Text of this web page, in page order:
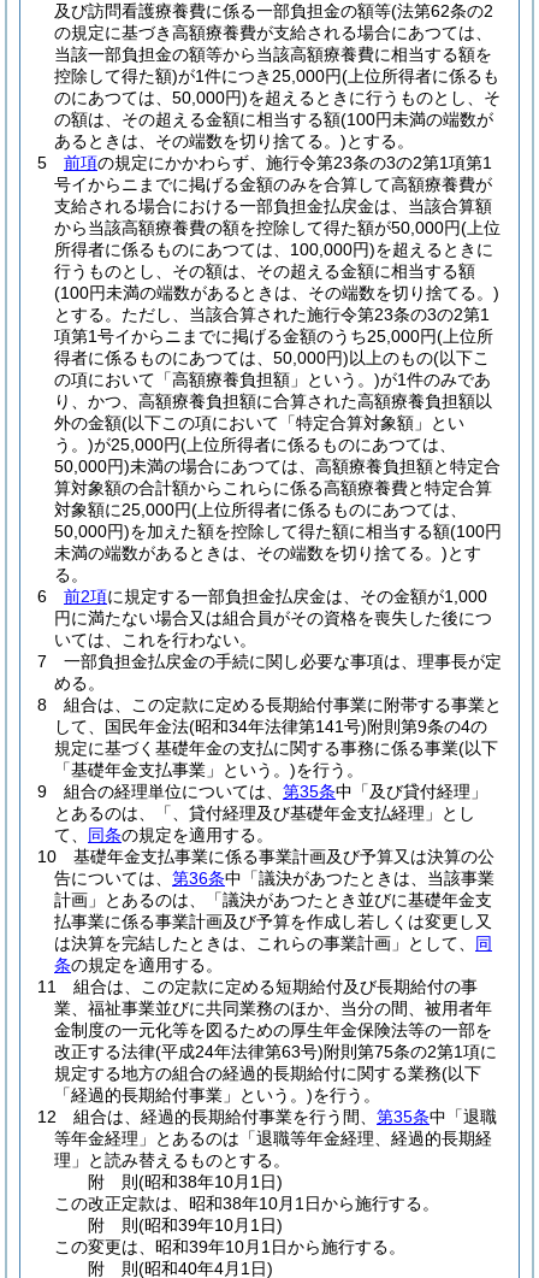
及び訪問看護療養費に係る一部負担金の額等(法第62条の2
の規定に基づき高額療養費が支給される場合にあつては、
当該一部負担金の額等から当該高額療養費に相当する額を
控除して得た額)が1件につき25,000円(上位所得者に係るも
のにあつては、50,000円)を超えるときに行うものとし、そ
の額は、その超える金額に相当する額(100円未満の端数が
あるときは、その端数を切り捨てる。)とする。
5
前項の規定にかかわらず、施行令第23条の3の2第1項第1
号イからニまでに掲げる金額のみを合算して高額療養費が
支給される場合における一部負担金払戻金は、当該合算額
から当該高額療養費の額を控除して得た額が50,000円(上位
所得者に係るものにあつては、100,000円)を超えるときに
行うものとし、その額は、その超える金額に相当する額
(100円未満の端数があるときは、その端数を切り捨てる。)
とする。 ただし、当該合算された施行令第23条の3の2第1
項第1号イからニまでに掲げる金額のうち25,000円(上位所
得者に係るものにあつては、50,000円)以上のもの(以下こ
の項において「高額療養負担額」という。)が1件のみであ
り、かつ、高額療養負担額に合算された高額療養負担額以
外の金額(以下この項において「特定合算対象額」とい
う。)が25,000円(上位所得者に係るものにあつては、
50,000円)未満の場合にあつては、高額療養負担額と特定合
算対象額の合計額からこれらに係る高額療養費と特定合算
対象額に25,000円(上位所得者に係るものにあつては、
50,000円)を加えた額を控除して得た額に相当する額(100円
未満の端数があるときは、その端数を切り捨てる。)とす
る。
6
前2項に規定する一部負担金払戻金は、その金額が1,000
円に満たない場合又は組合員がその資格を喪失した後につ
いては、これを行わない。
7
一部負担金払戻金の手続に関し必要な事項は、理事長が定
める。
8
組合は、この定款に定める長期給付事業に附帯する事業と
して、国民年金法(昭和34年法律第141号)附則第9条の4の
規定に基づく基礎年金の支払に関する事務に係る事業(以下
「基礎年金支払事業」という。)を行う。
9
組合の経理単位については、 第35条中「及び貸付経理」
とあるのは、「、貸付経理及び基礎年金支払経理」とし
て、 同条の規定を適用する。
10
基礎年金支払事業に係る事業計画及び予算又は決算の公
告については、 第36条中「議決があつたときは、当該事業
計画」とあるのは、「議決があつたとき並びに基礎年金支
払事業に係る事業計画及び予算を作成し若しくは変更し又
は決算を完結したときは、これらの事業計画」として、 同
条の規定を適用する。
11
組合は、この定款に定める短期給付及び長期給付の事
業、福祉事業並びに共同業務のほか、当分の間、被用者年
金制度の一元化等を図るための厚生年金保険法等の一部を
改正する法律(平成24年法律第63号)附則第75条の2第1項に
規定する地方の組合の経過的長期給付に関する業務(以下
「経過的長期給付事業」という。)を行う。
12
組合は、経過的長期給付事業を行う間、 第35条中「退職
等年金経理」とあるのは「退職等年金経理、経過的長期経
理」と読み替えるものとする。
附 則(昭和38年10月1日)
この改正定款は、昭和38年10月1日から施行する。
附 則(昭和39年10月1日)
この変更は、昭和39年10月1日から施行する。
附 則(昭和40年4月1日)